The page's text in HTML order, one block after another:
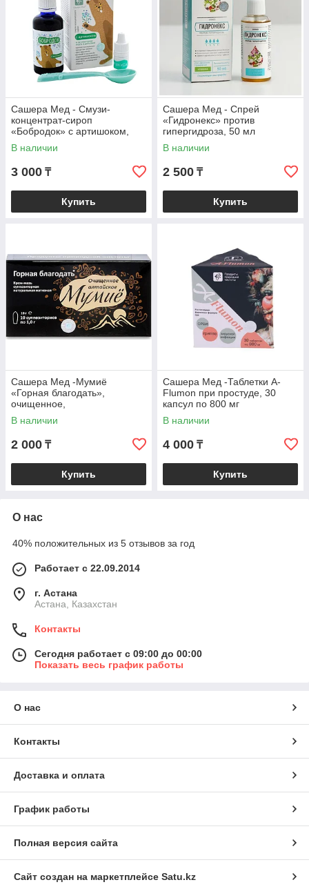
Сашера Мед - Смузи-
концентрат-сироп
«Бобродок» с артишоком,
здоровая печень, 50 мл
В наличии
3 000 ₸
Купить
Сашера Мед - Спрей
«Гидронекс» против
гипергидроза, 50 мл
В наличии
2 500 ₸
Купить
Сашера Мед -Мумиё
«Горная благодать»,
очищенное,
противовоспалительное, в
виде ректальных свечей, в
В наличии
2 000 ₸
Купить
Сашера Мед -Таблетки A-
Flumon при простуде, 30
капсул по 800 мг
В наличии
4 000 ₸
Купить
О нас
40% положительных из 5 отзывов за год
Работает с 22.09.2014
г. Астана
Астана, Казахстан
Контакты
Сегодня работает с 09:00 до 00:00
Показать весь график работы
О нас
Контакты
Доставка и оплата
График работы
Полная версия сайта
Сайт создан на маркетплейсе Satu.kz